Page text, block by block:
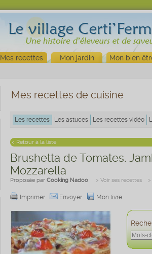
Mes recettes Mon jardin Mon bien
Mes recettes de cuisine
Les recettes Les astuces Les recettes vidéo
< Retour à la liste
Brushetta de Tomates,
Mozzarella
Proposée par Cooking Nadoo > Voir ses recettes
Imprimer Envoyer Mon livre